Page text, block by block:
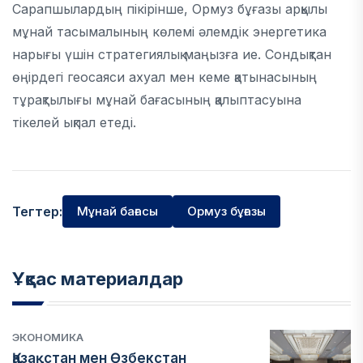
Сарапшылардың пікірінше, Ормуз бұғазы арқылы
мұнай тасымалының көлемі әлемдік энергетика
нарығы үшін стратегиялық маңызға ие. Сондықтан
өңірдегі геосаяси ахуал мен кеме қатынасының
тұрақтылығы мұнай бағасының қалыптасуына
тікелей ықпал етеді.
Тегтер: Мұнай бағасы Ормуз бұғазы
Ұқсас материалдар
ЭКОНОМИКА
Қазақстан мен Өзбекстан